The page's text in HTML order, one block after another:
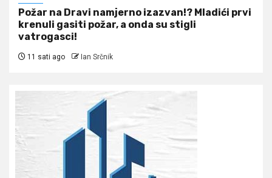
Požar na Dravi namjerno izazvan!? Mladići prvi
krenuli gasiti požar, a onda su stigli
vatrogasci!
11 sati ago Ian Srčnik